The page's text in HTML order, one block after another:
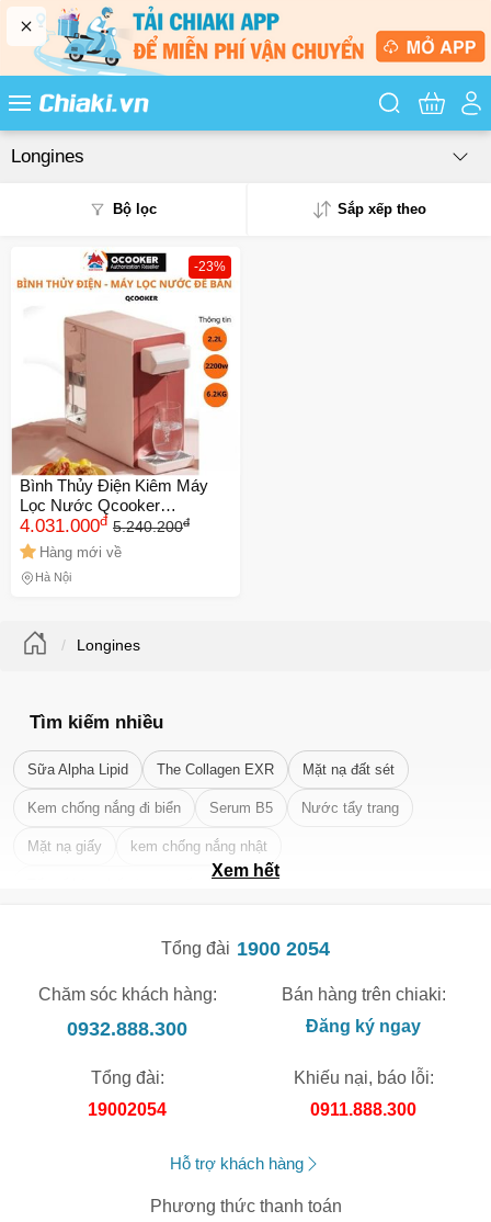
Tìm kiếm
Longines
Bộ lọc Sắp xếp theo
-23%
Bình Thủy Điện Kiêm Máy
Lọc Nước Qcooker
CS_JY100 - Công Nghệ RO
Lọc 99.99% Vi Khuẩn, Làm
Nóng Nhanh, Thiết Kế Sang
Trọng Hồng Pastel
4.031.000đ 5.240.200đ
Hàng mới về
Hà Nội
Longines
Tìm kiếm nhiều
Sữa Alpha Lipid The Collagen EXR Mặt nạ đất sét
Kem chống nắng đi biển Serum B5 Nước tẩy trang
Mặt nạ giấy kem chống nắng nhật
Xem hết
Tổng đài 1900 2054
Chăm sóc khách hàng:
0932.888.300
Bán hàng trên chiaki:
Đăng ký ngay
Tổng đài:
19002054
Khiếu nại, báo lỗi:
0911.888.300
Hỗ trợ khách hàng
Phương thức thanh toán